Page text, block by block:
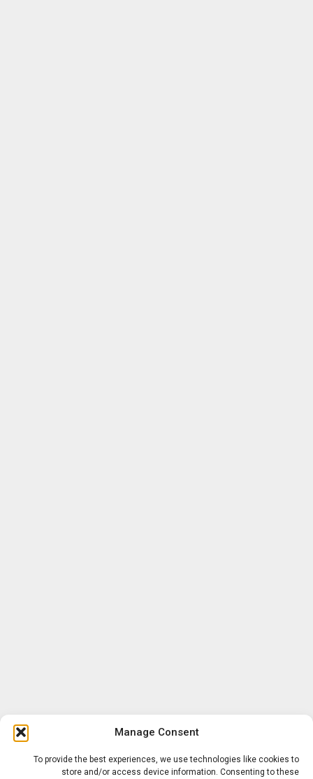
Manage Consent
To provide the best experiences, we use technologies like cookies to
store and/or access device information. Consenting to these